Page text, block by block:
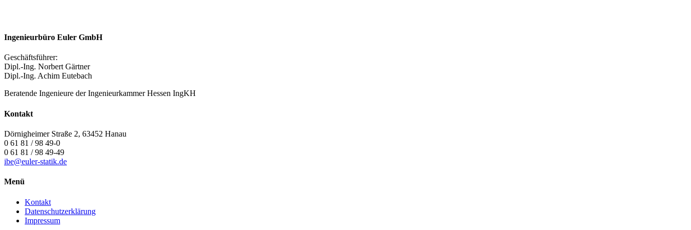
Ingenieurbüro Euler GmbH
Geschäftsführer:
Dipl.-Ing. Norbert Gärtner
Dipl.-Ing. Achim Eutebach
Beratende Ingenieure der Ingenieurkammer Hessen IngKH
Kontakt
Dörnigheimer Straße 2, 63452 Hanau
0 61 81 / 98 49-0
0 61 81 / 98 49-49
ibe@euler-statik.de
Menü
Kontakt
Datenschutzerklärung
Impressum